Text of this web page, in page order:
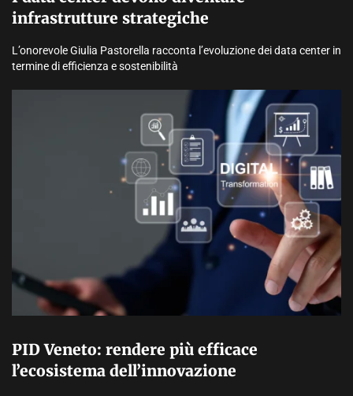
infrastrutture strategiche
L’onorevole Giulia Pastorella racconta l’evoluzione dei data center in
termine di efficienza e sostenibilità
PID Veneto: rendere più efficace
l’ecosistema dell’innovazione